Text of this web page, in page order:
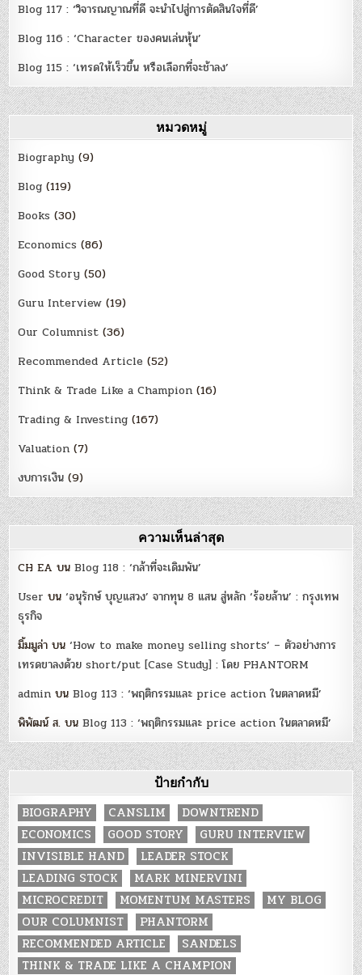
Blog 117 : ‘วิจารณญาณที่ดี จะนำไปสู่การตัดสินใจที่ดี’
Blog 116 : ‘Character ของคนเล่นหุ้น’
Blog 115 : ‘เทรดให้เร็วขึ้น หรือเลือกที่จะช้าลง’
หมวดหมู่
Biography (9)
Blog (119)
Books (30)
Economics (86)
Good Story (50)
Guru Interview (19)
Our Columnist (36)
Recommended Article (52)
Think & Trade Like a Champion (16)
Trading & Investing (167)
Valuation (7)
งบการเงิน (9)
ความเห็นล่าสุด
CH EA บนBlog 118 : ‘กล้าที่จะเดิมพัน’
User บน‘อนุรักษ์ บุญแสวง’ จากทุน 8 แสน สู่หลัก ‘ร้อยล้าน’ : กรุงเทพ
ธุรกิจ
มิ้มมูล่า บน‘How to make money selling shorts’ – ตัวอย่างการ
เทรดขาลงด้วย short/put [Case Study] : โดย PHANTORM
admin บนBlog 113 : ‘พฤติกรรมและ price action ในตลาดหมี’
พิพัฒน์ ส. บนBlog 113 : ‘พฤติกรรมและ price action ในตลาดหมี’
ป้ายกำกับ
BIOGRAPHY CANSLIM
DOWNTREND
ECONOMICS
GOOD STORY
GURU INTERVIEW
INVISIBLE HAND
LEADER STOCK
LEADING STOCK
MARK MINERVINI
MICROCREDIT
MOMENTUM MASTERS
MY BLOG
OUR COLUMNIST
PHANTORM
RECOMMENDED ARTICLE
SANDELS
THINK & TRADE LIKE A CHAMPION